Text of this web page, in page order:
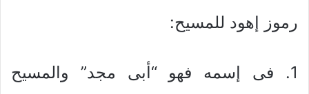
رموز إهود للمسيح:
1. فى إسمه فهو “أبى مجد” والمسيح